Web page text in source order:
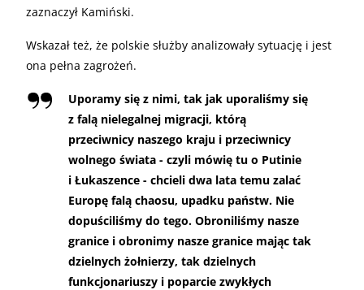
zaznaczył Kamiński.
Wskazał też, że polskie służby analizowały sytuację i jest
ona pełna zagrożeń.
Uporamy się z nimi, tak jak uporaliśmy się
z falą nielegalnej migracji, którą
przeciwnicy naszego kraju i przeciwnicy
wolnego świata - czyli mówię tu o Putinie
i Łukaszence - chcieli dwa lata temu zalać
Europę falą chaosu, upadku państw. Nie
dopuściliśmy do tego. Obroniliśmy nasze
granice i obronimy nasze granice mając tak
dzielnych żołnierzy, tak dzielnych
funkcjonariuszy i poparcie zwykłych